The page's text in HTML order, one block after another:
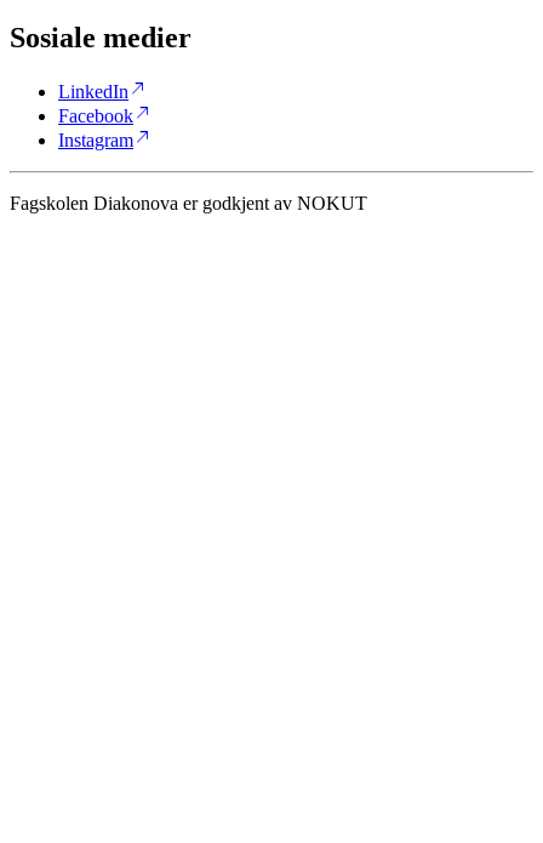
Sosiale medier
LinkedIn north_east
Facebooknorth_east
Instagramnorth_east
Fagskolen Diakonova er godkjent av NOKUT